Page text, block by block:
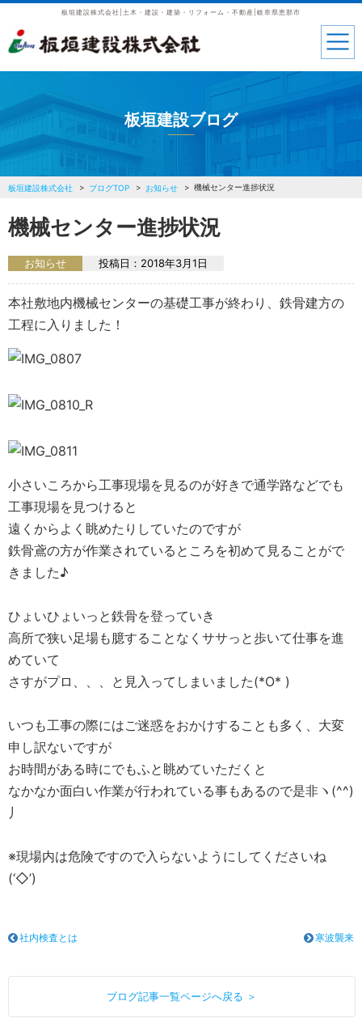
板垣建設株式会社|土木・建設・建築・リフォーム・不動産|岐阜県恵那市
板垣建設ブログ
板垣建設株式会社 ブログTOP お知らせ 機械センター進捗状況
機械センター進捗状況
お知らせ 投稿日： 2018年3月1日
本社敷地内機械センターの基礎工事が終わり、鉄骨建方の
工程に入りました！
小さいころから工事現場を見るのが好きで通学路などでも
工事現場を見つけると
遠くからよく眺めたりしていたのですが
鉄骨鳶の方が作業されているところを初めて見ることがで
きました♪
ひょいひょいっと鉄骨を登っていき
高所で狭い足場も臆することなくササっと歩いて仕事を進
めていて
さすがプロ、、、と見入ってしまいました(*O* )
いつも工事の際にはご迷惑をおかけすることも多く、大変
申し訳ないですが
お時間がある時にでもふと眺めていただくと
なかなか面白い作業が行われている事もあるので是非ヽ(^^)
丿
※現場内は危険ですので入らないようにしてくださいね
(‘◇’)ゞ
社内検査とは 寒波襲来
ブログ記事一覧ページへ戻る ＞